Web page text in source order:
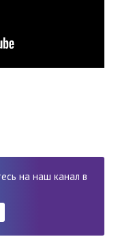
на наш канал в